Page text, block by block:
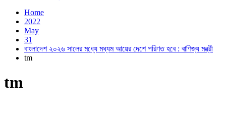
Home
2022
May
31
বাংলাদেশ ২০২৬ সালের মধ্যে মধ্যম আয়ের দেশে পরিণত হবে : বাণিজ্য মন্ত্রী
tm
tm